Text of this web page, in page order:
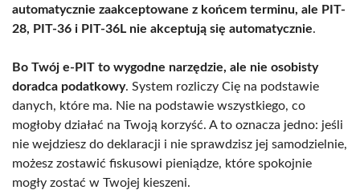
automatycznie zaakceptowane z końcem terminu, ale PIT-
28, PIT-36 i PIT-36L nie akceptują się automatycznie.
Bo Twój e-PIT to wygodne narzędzie, ale nie osobisty
doradca podatkowy. System rozliczy Cię na podstawie
danych, które ma. Nie na podstawie wszystkiego, co
mogłoby działać na Twoją korzyść. A to oznacza jedno: jeśli
nie wejdziesz do deklaracji i nie sprawdzisz jej samodzielnie,
możesz zostawić fiskusowi pieniądze, które spokojnie
mogły zostać w Twojej kieszeni.